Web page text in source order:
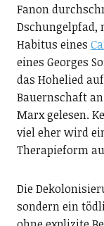
Fanon
Dschungelpfad,
Habitus eines
eines Georges
das Hohelied
Bauernschaft
Marx gelesen.
viel eher wird
Therapieform
Die
sondern ein